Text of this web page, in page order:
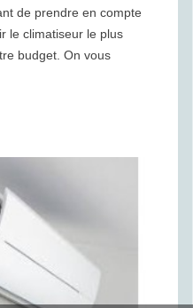
de prendre en compte
le climatiseur le plus
budget. On vous